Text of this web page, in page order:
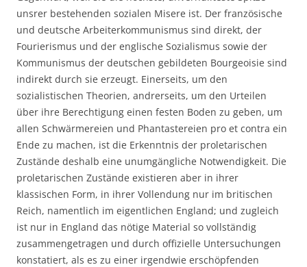
unsrer bestehenden sozialen Misere ist. Der französische
und deutsche Arbeiterkommunismus sind direkt, der
Fourierismus und der englische Sozialismus sowie der
Kommunismus der deutschen gebildeten Bourgeoisie sind
indirekt durch sie erzeugt. Einerseits, um den
sozialistischen Theorien, andrerseits, um den Urteilen
über ihre Berechtigung einen festen Boden zu geben, um
allen Schwärmereien und Phantastereien pro et contra ein
Ende zu machen, ist die Erkenntnis der proletarischen
Zustände deshalb eine unumgängliche Notwendigkeit. Die
proletarischen Zustände existieren aber in ihrer
klassischen Form, in ihrer Vollendung nur im britischen
Reich, namentlich im eigentlichen England; und zugleich
ist nur in England das nötige Material so vollständig
zusammengetragen und durch offizielle Untersuchungen
konstatiert, als es zu einer irgendwie erschöpfenden